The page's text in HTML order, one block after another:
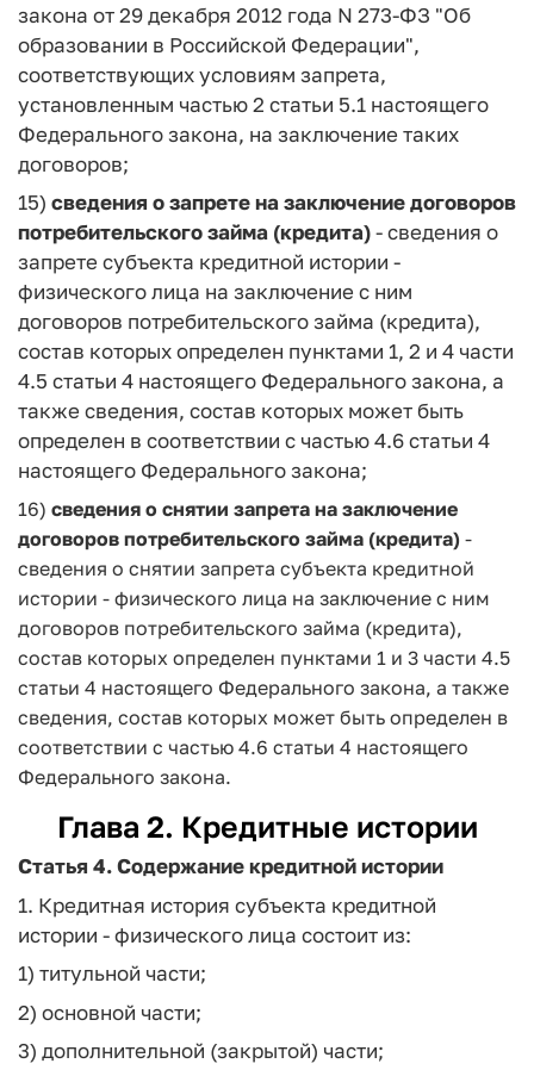
закона от 29 декабря 2012 года N 273-ФЗ "Об
образовании в Российской Федерации",
соответствующих условиям запрета,
установленным частью 2 статьи 5.1 настоящего
Федерального закона, на заключение таких
договоров;
15) сведения о запрете на заключение договоров
потребительского займа (кредита)- сведения о
запрете субъекта кредитной истории -
физического лица на заключение с ним
договоров потребительского займа (кредита),
состав которых определен пунктами 1, 2 и 4 части
4.5 статьи 4 настоящего Федерального закона, а
также сведения, состав которых может быть
определен в соответствии с частью 4.6 статьи 4
настоящего Федерального закона;
16) сведения о снятии запрета на заключение
договоров потребительского займа (кредита) -
сведения о снятии запрета субъекта кредитной
истории - физического лица на заключение с ним
договоров потребительского займа (кредита),
состав которых определен пунктами 1 и 3 части 4.5
статьи 4 настоящего Федерального закона, а также
сведения, состав которых может быть определен в
соответствии с частью 4.6 статьи 4 настоящего
Федерального закона.
Глава 2. Кредитные истории
Статья 4. Содержание кредитной истории
1. Кредитная история субъекта кредитной
истории - физического лица состоит из:
1) титульной части;
2) основной части;
3) дополнительной (закрытой) части;